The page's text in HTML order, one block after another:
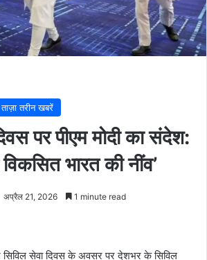
ताज़ा तरीन खबरें
पर पीएम मोदी का संदेश:
विकसित भारत की नींव’
अप्रैल 21, 2026 1 minute read
सिविल सेवा दिवस के अवसर पर देशभर के सिविल